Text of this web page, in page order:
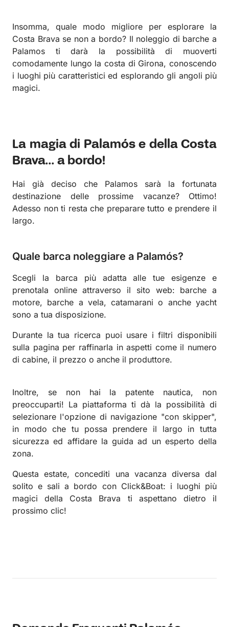
Insomma, quale modo migliore per esplorare la
Costa Brava se non a bordo? Il noleggio di barche a
Palamos ti darà la possibilità di muoverti
comodamente lungo la costa di Girona, conoscendo
i luoghi più caratteristici ed esplorando gli angoli più
magici.
La magia di Palamós e della Costa
Brava... a bordo!
Hai già deciso che Palamos sarà la fortunata
destinazione delle prossime vacanze? Ottimo!
Adesso non ti resta che preparare tutto e prendere il
largo.
Quale barca noleggiare a Palamós?
Scegli la barca più adatta alle tue esigenze e
prenotala online attraverso il sito web: barche a
motore, barche a vela, catamarani o anche yacht
sono a tua disposizione.
Durante la tua ricerca puoi usare i filtri disponibili
sulla pagina per raffinarla in aspetti come il numero
di cabine, il prezzo o anche il produttore.
Inoltre, se non hai la patente nautica, non
preoccuparti! La piattaforma ti dà la possibilità di
selezionare l'opzione di navigazione "con skipper",
in modo che tu possa prendere il largo in tutta
sicurezza ed affidare la guida ad un esperto della
zona.
Questa estate, concediti una vacanza diversa dal
solito e sali a bordo con Click&Boat: i luoghi più
magici della Costa Brava ti aspettano dietro il
prossimo clic!